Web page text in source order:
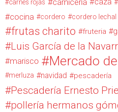
carnes rojas carnicería caza
cocina cordero cordero lechal
frutas charito fruteria
Luis García de la
marisco Mercado
merluza navidad pescadería
Pescadería Ernesto
pollería hermanos